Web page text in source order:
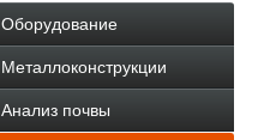
Оборудование
Металлоконструкции
Анализ почвы